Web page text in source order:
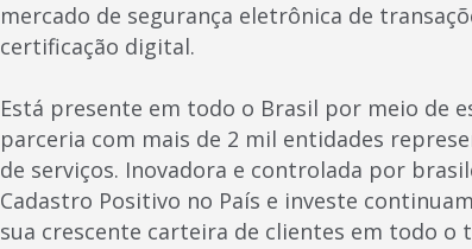
mercado de segurança eletrônica de
certificação digital.
Está presente em todo o Brasil por meio de
parceria com mais de 2 mil entidades
de serviços. Inovadora e controlada por
Cadastro Positivo no País e investe
sua crescente carteira de clientes em todo o